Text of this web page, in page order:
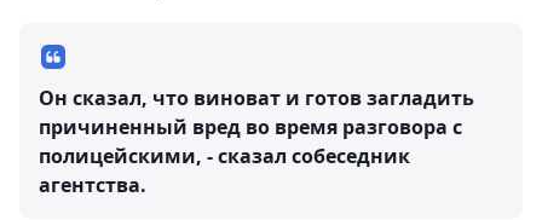
Он сказал, что виноват и готов загладить
причиненный вред во время разговора с
полицейскими, - сказал собеседник
агентства.